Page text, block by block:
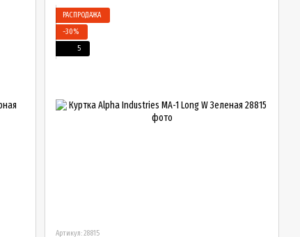
РАСПРОДАЖА
−30%
5
Артикул: 28815